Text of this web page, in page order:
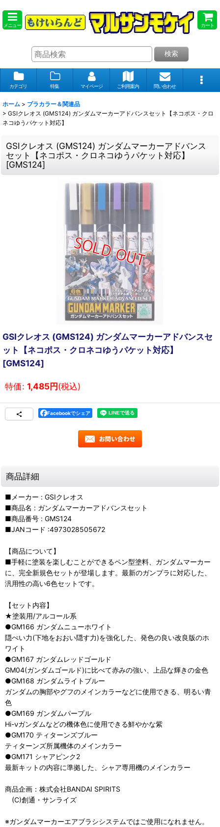
メニュー カート
検索
カテゴリ 特集 マイページ ご利用案内 問い合わせ
ホーム > プラカラー＆関連品
> GSIクレオス (GMS124) ガンダムマーカーアドバンスセット【ネコポス・クロ
ネコゆうパケット対応】
GSIクレオス (GMS124) ガンダムマーカーアドバンス
セット【ネコポス・クロネコゆうパケット対応】
[GMS124]
GSIクレオス (GMS124) ガンダムマーカーアドバンスセ
ット【ネコポス・クロネコゆうパケット対応】
[GMS124]
特価: 1,485円(税込)
Facebookでシェア
商品詳細
■メーカー : GSIクレオス
■商品名 : ガンダムマーカーアドバンスセット
■商品番号 : GMS124
■JANコード :4973028505672
【商品について】
■手軽に塗装を楽しむことができるペン型塗料、ガンダムマーカー
に、完全新規色セットが登場します。最新のガンプラに対応した、
汎用性の高い6色セットです。
【セット内容】
★塗装用/アルコール系
●GM166 ガンダムニューホワイト
隠ぺい力(下地をおおい隠す力)を強化した、発色の良い改良版のホ
ワイト
●GM167 ガンダムレッドゴールド
GM04(ガンダムゴールド)に比べて赤みの強い、上品な輝きの金色
●GM168 ガンダムライトブルー
ガンダムの胸部やグフのメインカラーなどに使用できる、明るい青
色
●GM169 ガンダムパープル
Hi-νガンダムなどの機体色に使用できる鮮やかな紫
●GM170 ティターンズブルー
ティターンズ所属機体のメインカラー
●GM171 シャアピンク2
最新キットの内容に準拠した、シャア専用機のメインカラー
商品企画：株式会社BANDAI SPIRITS
(C)創通・サンライズ
​​​​​​​※ガンダムマーカーエアブラシシステムではご使用になれません。